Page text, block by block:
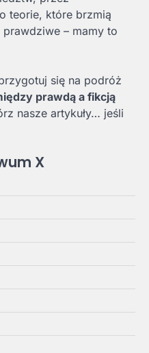
teorie, które brzmią
– mamy to
się na podróż
prawdą a fikcją
nasze artykuły… jeśli
X